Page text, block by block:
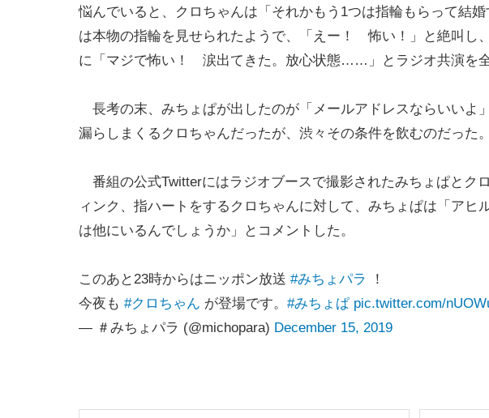
悩んでいると、クロちゃんは「それかもう1つは指輪もらって結
は本物の指輪を見せられたようで、「えー！ 怖い！」と絶叫し
に「マジで怖い！ 涙出てきた。放心状態……」とラジオ共演を全
長考の末、みちょぱが出したのが「メールアドレスならいいよ
漏らしまくるクロちゃんだったが、渋々その条件を飲むのだった。
番組の公式Twitterにはラジオブースで撮影されたみちょぱとク
ィンク、指ハートをするクロちゃんに対して、みちょぱは「アヒ
は他にいるんでしょうか」とコメントした。
このあと23時からはニッポン放送 #みちょパラ
！
今夜も #クロちゃん が登場です。 #みちょぱ pic.twitter.com/
— ＃みちょパラ (@michopara) December 15, 2019